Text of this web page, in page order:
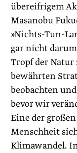
übereifrigem
Masanobu
»Nichts-Tun-
gar nicht
Tropf der
bewährten
beobachten
bevor wir
Eine der
Menschheit
Klimawandel.